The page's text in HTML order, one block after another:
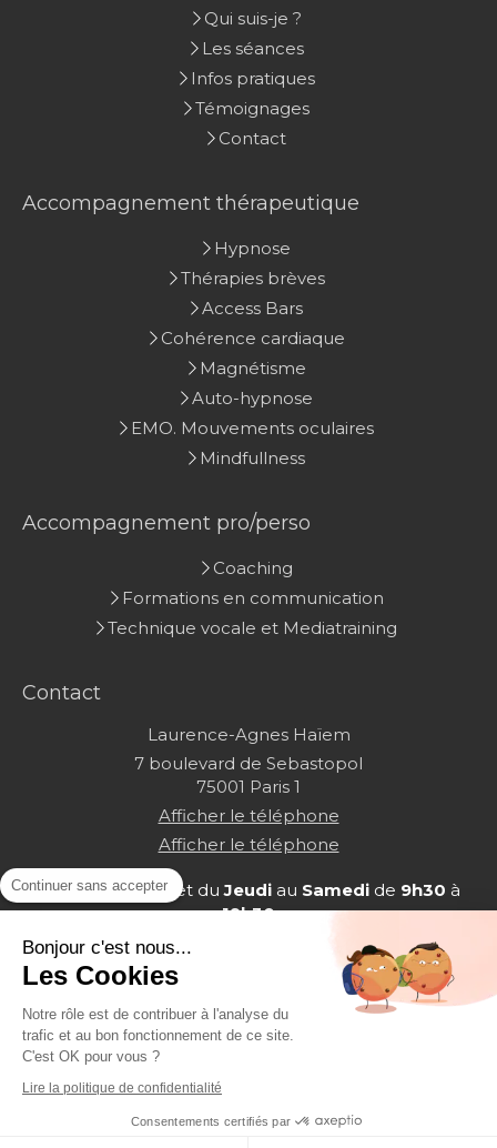
Qui suis-je ?
Les séances
Infos pratiques
Témoignages
Contact
Accompagnement thérapeutique
Hypnose
Thérapies brèves
Access Bars
Cohérence cardiaque
Magnétisme
Auto-hypnose
EMO. Mouvements oculaires
Mindfullness
Accompagnement pro/perso
Coaching
Formations en communication
Technique vocale et Mediatraining
Contact
Laurence-Agnes Haïem
7 boulevard de Sebastopol
75001 Paris 1
Afficher le téléphone
Afficher le téléphone
LeLundi ,Mardi et duJeudiau Samedide 9h30 à
19h30
Mentions légales
Continuer sans accepter
Bonjour c'est nous...
Les Cookies
Notre rôle est de contribuer à l'analyse du
trafic et au bon fonctionnement de ce site.
C'est OK pour vous ?
Lire la politique de confidentialité
Consentements certifiés par